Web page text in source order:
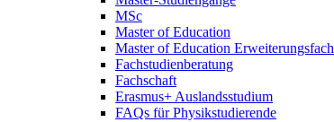
MSc
Master of Education
Master of Education Erweiterungsfach
Fachstudienberatung
Fachschaft
Erasmus+ Auslandsstudium
FAQs für Physikstudierende